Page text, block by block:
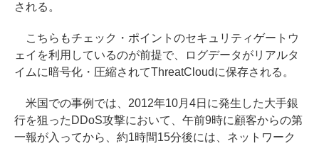
される。
こちらもチェック・ポイントのセキュリティゲートウ
ェイを利用しているのが前提で、ログデータがリアルタ
イムに暗号化・圧縮されてThreatCloudに保存される。
米国での事例では、2012年10月4日に発生した大手銀
行を狙ったDDoS攻撃において、午前9時に顧客からの第
一報が入ってから、約1時間15分後には、ネットワーク